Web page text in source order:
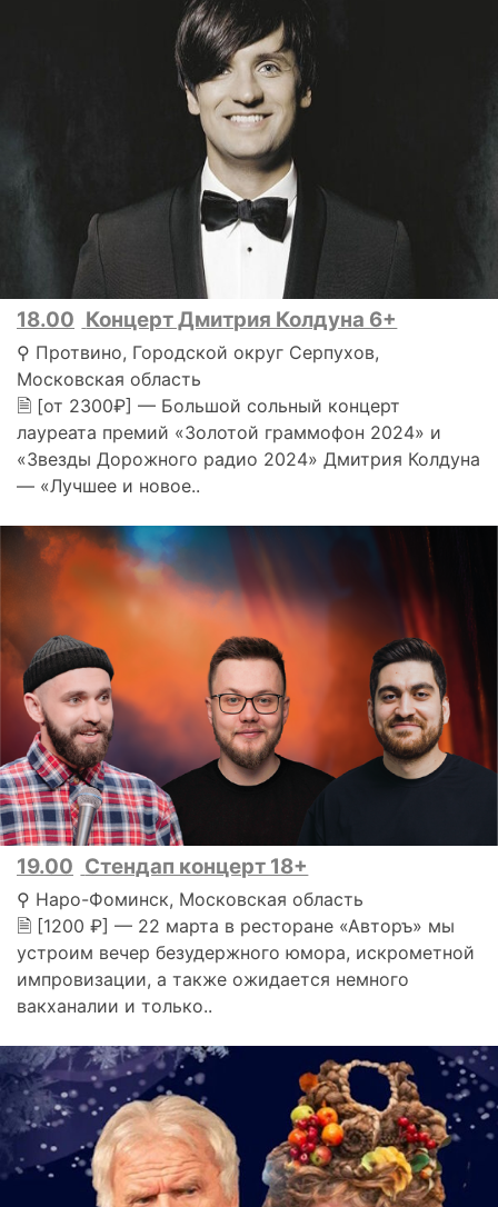
18.00 Концерт Дмитрия Колдуна 6+
⚲ Протвино, Городской округ Серпухов,
Московская область
🗎 [от 2300₽] — Большой сольный концерт
лауреата премий «Золотой граммофон 2024» и
«Звезды Дорожного радио 2024» Дмитрия Колдуна
— «Лучшее и новое..
19.00 Стендап концерт 18+
⚲ Наро-Фоминск, Московская область
🗎 [1200 ₽] — 22 марта в ресторане «Авторъ» мы
устроим вечер безудержного юмора, искрометной
импровизации, а также ожидается немного
вакханалии и только..